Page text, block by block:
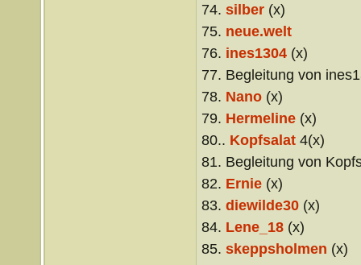
74. silber(x)
75. neue.welt
76. ines1304(x)
77. Begleitung von
78. Nano(x)
79. Hermeline(x)
80.. Kopfsalat4(x)
81. Begleitung von
82. Ernie(x)
83. diewilde30(x)
84. Lene_18(x)
85. skeppsholmen (x)